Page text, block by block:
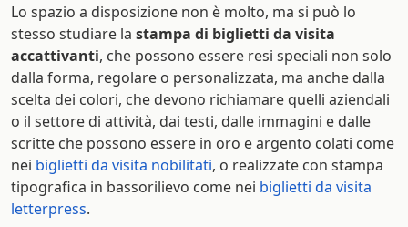
Lo spazio a disposizione non è molto, ma si può lo
stesso studiare la stampa di biglietti da visita
accattivanti, che possono essere resi speciali non solo
dalla forma, regolare o personalizzata, ma anche dalla
scelta dei colori, che devono richiamare quelli aziendali
o il settore di attività, dai testi, dalle immagini e dalle
scritte che possono essere in oro e argento colati come
nei biglietti da visita nobilitati, o realizzate con stampa
tipografica in bassorilievo come nei biglietti da visita
letterpress.